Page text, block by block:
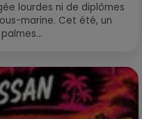
lourdes ni de diplômes
marine. Cet été, un